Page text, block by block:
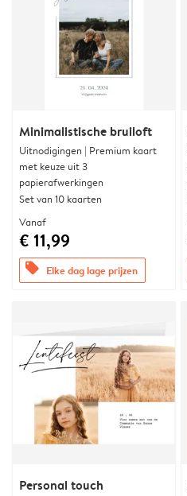
Minimalistische bruiloft
Uitnodigingen | Premium kaart
met keuze uit 3
papierafwerkingen
Set van 10 kaarten
Vanaf
€ 11,99
offers Elke dag lage prijzen
Personal touch